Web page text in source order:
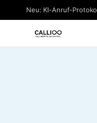
Neu: KI-Anruf-